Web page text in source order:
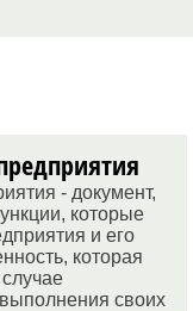
- документ,
которые
и его
которая
своих